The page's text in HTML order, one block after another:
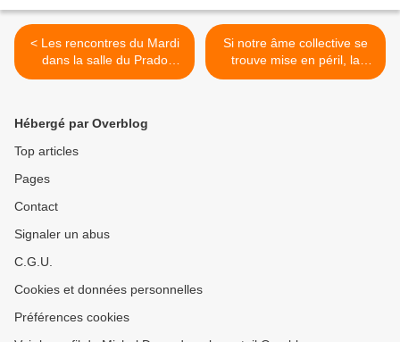
< Les rencontres du Mardi
dans la salle du Prado
lyonnais en janvier avec
Si notre âme collective se
trouve mise en péril, la
société tout entière ne l’est
Hébergé par Overblog
Top articles
Pages
Contact
Signaler un abus
C.G.U.
Cookies et données personnelles
Préférences cookies